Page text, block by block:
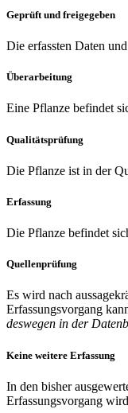
Geprüft und freigegeben
Die erfassten Daten
Überarbeitung
Eine Pflanze befindet
Qualitätsprüfung
Die Pflanze ist in der
Erfassung
Die Pflanze befindet
Quellenprüfung
Es wird nach
Erfassungsvorgang
deswegen in der
Keine weitere Erfassung
In den bisher
Erfassungsvorgang